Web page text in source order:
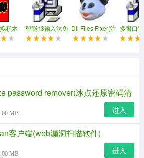
示的方式。
积木
智能h3输入法免
费修改版
Dll Files Fixer(注
册表修复工具)
多窗口
同步控
password remover(冰点还原密码清
MB 进入
客户端(web漏洞扫描软件)
MB 进入